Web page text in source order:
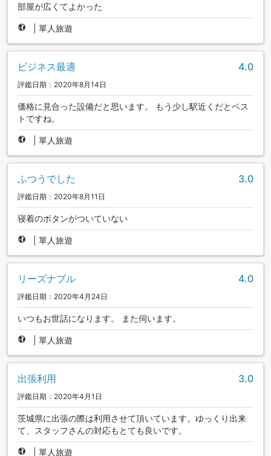
部屋が広くてよかった
單人旅遊
ビジネス最適 4.0
評鑑日期：2020年8月14日
価格に見合った設備だと思います。 もう少し駅近くだとベス
トですね。
單人旅遊
ふつうでした 3.0
評鑑日期：2020年8月11日
寝着のボタンがついていない
單人旅遊
リーズナブル 4.0
評鑑日期：2020年4月24日
いつもお世話になります。 また伺います。
單人旅遊
出張利用 3.0
評鑑日期：2020年4月1日
茨城県に出張の際は利用させて頂いています。ゆっくり出来
て、スタッフさんの対応もとても良いです。
單人旅遊